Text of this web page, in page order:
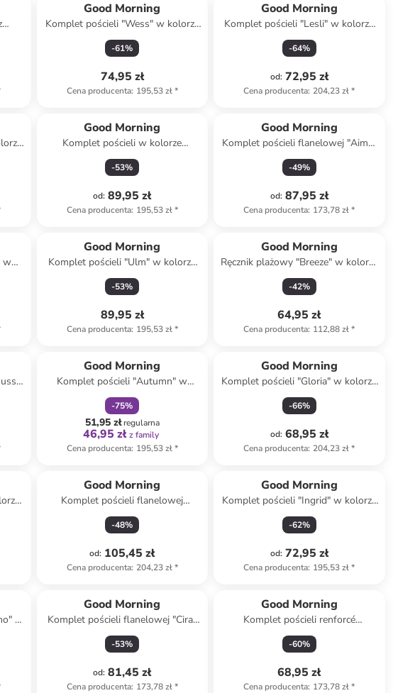
Good Morning
Komplet pościeli "Wess" w kolorze
jasnoszaro-brązowym
-61%
74,95 zł
Cena producenta: 195,53 zł*
Good Morning
Komplet pościeli "Lesli" w kolorze
zielonym
-64%
od: 72,95 zł
Cena producenta: 204,23 zł*
Good Morning
Komplet pościeli w kolorze
jasnoróżowym
-53%
od: 89,95 zł
Cena producenta: 195,53 zł*
Good Morning
Komplet pościeli flanelowej "Aime"
w kolorze beżowym ze wzorem
-49%
od: 87,95 zł
Cena producenta: 173,78 zł*
w
Good Morning
Komplet pościeli "Ulm" w kolorze
jasnoszaro-niebieskim
-53%
89,95 zł
Cena producenta: 195,53 zł*
Good Morning
Ręcznik plażowy "Breeze" w kolorze
niebieskim
-42%
64,95 zł
Cena producenta: 112,88 zł*
Good Morning
Komplet pościeli "Autumn" w
kolorze beżowym
-75%
51,95 złregularna
46,95 zł z family
Cena producenta: 195,53 zł*
Good Morning
Komplet pościeli "Gloria" w kolorze
kremowo-beżowym
-66%
od: 68,95 zł
Cena producenta: 204,23 zł*
Good Morning
Komplet pościeli flanelowej
"Bernardus" w kolorze beżowym
-48%
od: 105,45 zł
Cena producenta: 204,23 zł*
Good Morning
Komplet pościeli "Ingrid" w kolorze
beżowym
-62%
od: 72,95 zł
Cena producenta: 195,53 zł*
w
Good Morning
Komplet pościeli flanelowej "Cira"
w kolorze szarym
-53%
od: 81,45 zł
Cena producenta: 173,78 zł*
Good Morning
Komplet pościeli renforcé
"Dinosaur" w kolorze biało-zielono-
miętowym
-60%
68,95 zł
Cena producenta: 173,78 zł*